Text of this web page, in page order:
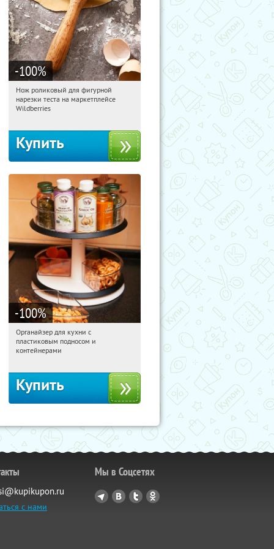
-100%
13:56:53 Получили:
Россия
Нож роликовый для фигурной
нарезки теста на маркетплейсе
Wildberries
Купить
-100%
13:56:53 Получили:
Россия
Органайзер для кухни с
пластиковым подносом и
контейнерами
Купить
с нами
Мы в Соцсетях